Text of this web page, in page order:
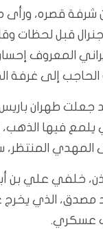
شرفة قصره، ورأى
قبل لحظات
المعروف
إلى غرفة
جعلت طهران
يلمع فيها
المنتظر،
إذن، خلفي علي
الذي يخرج
عسكري.